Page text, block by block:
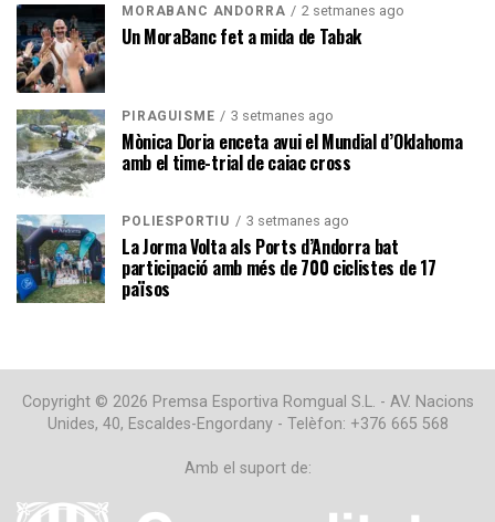
MORABANC ANDORRA 2 setmanes ago
Un MoraBanc fet a mida de Tabak
PIRAGÜISME 3 setmanes ago
Mònica Doria enceta avui el Mundial d’Oklahoma
amb el time-trial de caiac cross
POLIESPORTIU 3 setmanes ago
La Jorma Volta als Ports d’Andorra bat
participació amb més de 700 ciclistes de 17
països
Copyright © 2026 Premsa Esportiva Romgual S.L. - AV. Nacions
Unides, 40, Escaldes-Engordany - Telèfon: +376 665 568
Amb el suport de: